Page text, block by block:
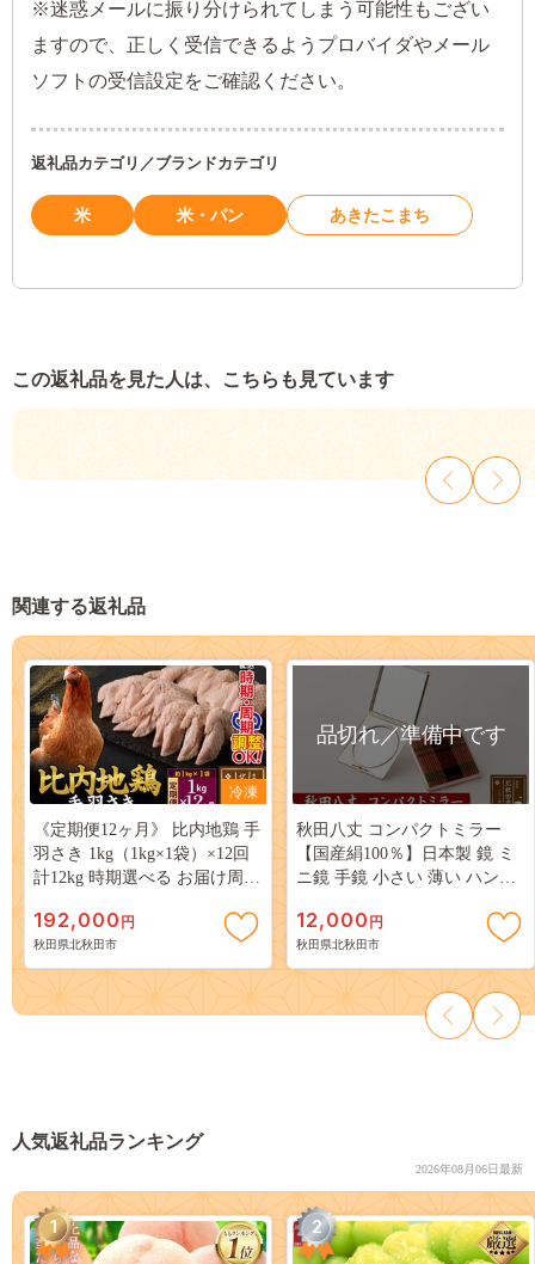
※迷惑メールに振り分けられてしまう可能性もござい
ますので、正しく受信できるようプロバイダやメール
ソフトの受信設定をご確認ください。
返礼品カテゴリ／ブランドカテゴリ
米 米・パン あきたこまち
この返礼品を見た人は、こちらも見ています
関連する返礼品
冷凍
《定期便12ヶ月》 比内地鶏 手
羽さき 1kg（1kg×1袋）×12回
計12kg 時期選べる お届け周期
月 12ケ月 12キロ 国産 冷凍 鶏
肉 鳥肉 とり肉 手羽先|jaat-
080612
192,000 円
秋田県北秋田市
品切れ／準備中です
秋田八丈 コンパクトミラー
【国産絹100％】日本製 鏡 ミ
ニ鏡 手鏡 小さい 薄い ハンド
織物 草木染め [日本製 鏡 ミニ
鏡 手鏡 小さい 薄い ハンドミ
ラー コンパクト ミラー 絹織
物 草木染め]|akhj-020101
12,000 円
秋田県北秋田市
人気返礼品ランキング
2026年08月06日最新
1 2